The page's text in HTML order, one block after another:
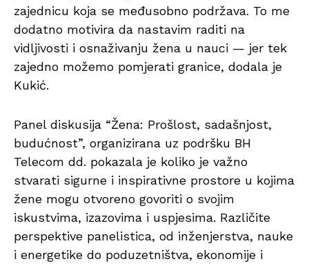
zajednicu koja se međusobno podržava. To me
dodatno motivira da nastavim raditi na
vidljivosti i osnaživanju žena u nauci — jer tek
zajedno možemo pomjerati granice, dodala je
Kukić.
Panel diskusija “Žena: Prošlost, sadašnjost,
budućnost”, organizirana uz podršku BH
Telecom dd. pokazala je koliko je važno
stvarati sigurne i inspirativne prostore u kojima
žene mogu otvoreno govoriti o svojim
iskustvima, izazovima i uspjesima. Različite
perspektive panelistica, od inženjerstva, nauke
i energetike do poduzetništva, ekonomije i